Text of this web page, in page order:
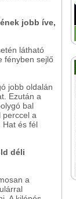
jobb íve,
látható
fényben sejlő
jobb oldalán
Ezután a
bal
perccel a
Hat és fél
déli
a